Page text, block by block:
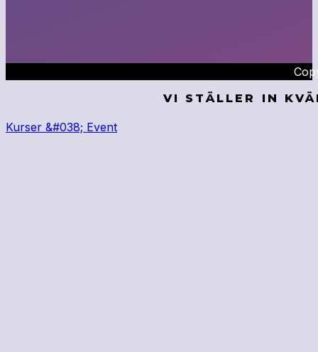
VI STÄLLER IN
Kurser &#038; Event